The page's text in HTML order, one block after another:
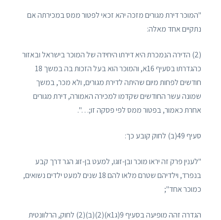
"המוכר דירת מגורים מזכה יהא זכאי לפטור ממס במכירתה אם
נתקיים אחד מאלה:
(2) הדירה הנמכרת היא דירתו היחידה של המוכר בישראל ובאזור
כהגדרתו בסעיף 16א, והמוכר הוא בעל הזכות בה במשך 18
חודשים לפחות מיום שהיתה לדירת מגורים, ולא מכר, במשך
שמונה עשר החודשים שקדמו למכירה האמורה, דירת מגורים
אחרת כאמור, בפטור ממס לפי פסקה זו;…".
סעיף 49(ב) לחוק קובע כך:
"לענין פרק זה יראו מוכר ובן-זוגו, למעט בן-זוג הגר דרך קבע
בנפרד, וילדיהם שטרם מלאו להם 18 שנים למעט ילדים נשואים,
כמוכר אחד";
הגדרה זהה מופיעה בסעיף 9(ג1א)(2)(ב)(2) לחוק, הרלוונטית